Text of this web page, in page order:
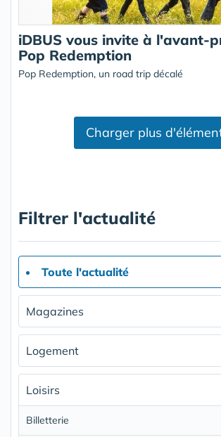
iDBUS vous invite à l'avant-
Pop Redemption
Pop Redemption, un road trip décalé
Charger plus
Filtrer l'actualité
Toute l'actualité
Magazines
Logement
Loisirs
Billetterie